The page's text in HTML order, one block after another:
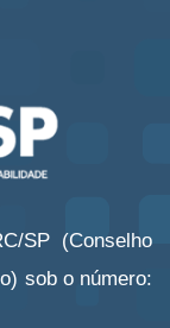
SP (Conselho
sob o número: